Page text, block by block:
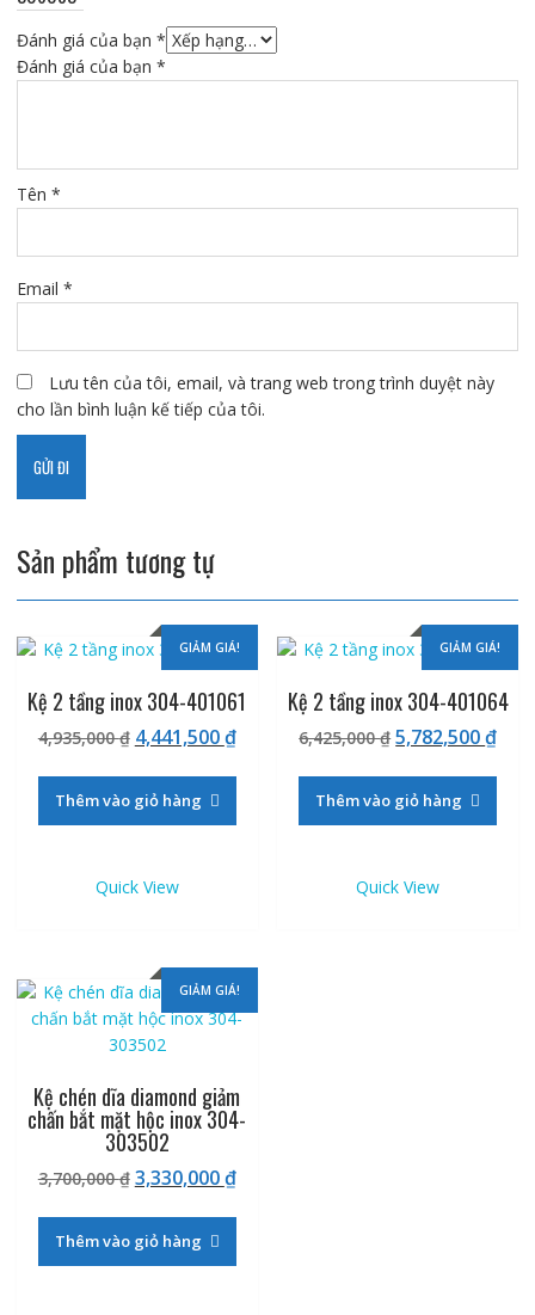
Đánh giá của bạn *
Đánh giá của bạn *
Tên *
Email *
Lưu tên của tôi, email, và trang web trong trình duyệt này
cho lần bình luận kế tiếp của tôi.
Sản phẩm tương tự
GIẢM GIÁ!
Kệ 2 tầng inox 304-401061
4,935,000₫ Giá
là:
4,935,000 ₫.
4,441,500₫Giá
Thêm vào giỏ hàng
Quick View
GIẢM GIÁ!
Kệ 2 tầng inox 304-401064
6,425,000₫Giá
là:
6,425,000 ₫.
5,782,500₫Giá
Thêm vào giỏ hàng
Quick View
GIẢM GIÁ!
Kệ chén dĩa diamond giảm
chấn bắt mặt hộc inox 304-
303502
3,700,000₫ Giá
là:
3,700,000 ₫.
3,330,000₫Giá
Thêm vào giỏ hàng